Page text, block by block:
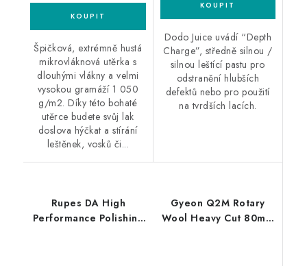
Špičková, extrémně hustá
mikrovláknová utěrka s
dlouhými vlákny a velmi
vysokou gramáží 1 050
g/m2. Díky této bohaté
utěrce budete svůj lak
doslova hýčkat a stírání
leštěnek, vosků či...
Dodo Juice uvádí “Depth
Charge”, středně silnou /
silnou leštící pastu pro
odstranění hlubších
defektů nebo pro použití
na tvrdších lacích.
Rupes DA High
Performance Polishing
Gyeon Q2M Rotary
Wool Heavy Cut 80mm